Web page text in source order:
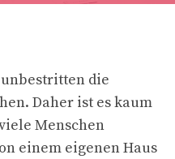
die
Daher ist es kaum
Menschen
einem eigenen Haus